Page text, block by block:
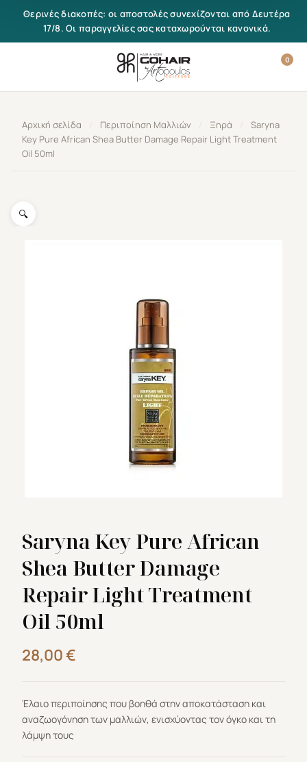
Μετάβαση στο περιεχόμενο
Θερινές διακοπές: οι αποστολές συνεχίζονται από Δευτέρα
17/8. Οι παραγγελίες σας καταχωρούνται κανονικά.
0
Αρχική σελίδα Περιποίηση Μαλλιών Ξηρά
Saryna
Key Pure African Shea Butter Damage Repair Light Treatment
Oil 50ml
🔍
Saryna Key Pure African
Shea Butter Damage
Repair Light Treatment
Oil 50ml
28,00€
Έλαιο περιποίησης που βοηθά στην αποκατάσταση και
αναζωογόνηση των μαλλιών, ενισχύοντας τον όγκο και τη
λάμψη τους